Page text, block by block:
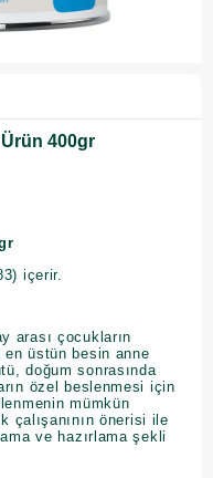
400gr
içerir.
arası çocukların
en üstün besin anne
doğum sonrasında
özel beslenmesi için
mümkün
çalışanının önerisi ile
ve hazırlama şekli